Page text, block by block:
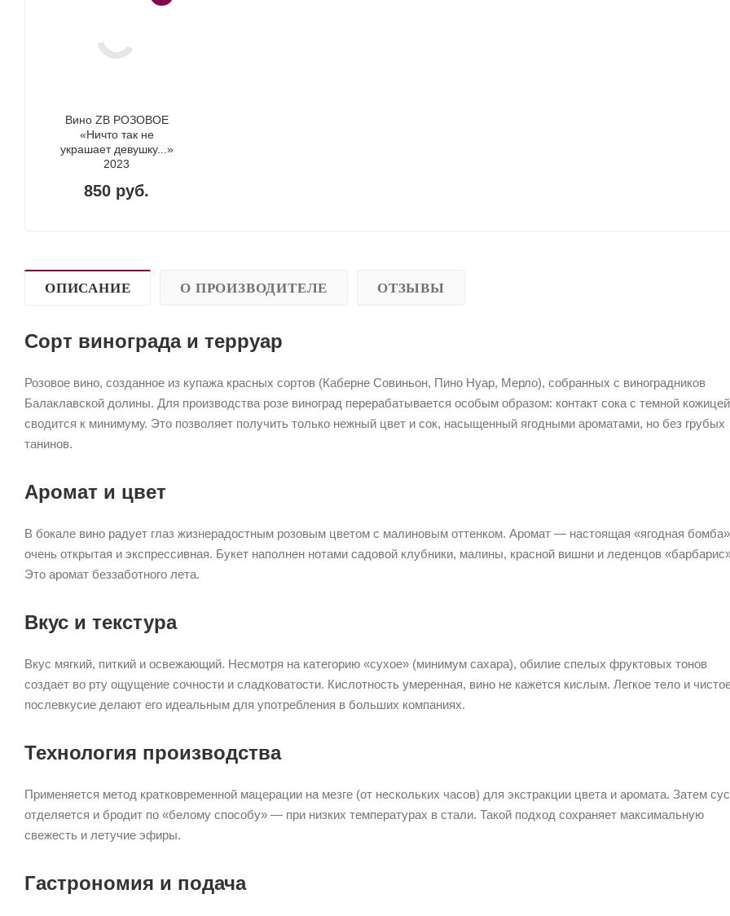
Вино ZB РОЗОВОЕ
«Ничто так не
украшает девушку...»
2023
850 руб.
ОПИСАНИЕ О ПРОИЗВОДИТЕЛЕ ОТЗЫВЫ
Сорт винограда и терруар
Розовое вино, созданное из купажа красных сортов (Каберне Совиньон, Пино Нуар, Мерло), собранных с виноградников
Балаклавской долины. Для производства розе виноград перерабатывается особым образом: контакт сока с темной кожицей
сводится к минимуму. Это позволяет получить только нежный цвет и сок, насыщенный ягодными ароматами, но без грубых
танинов.
Аромат и цвет
В бокале вино радует глаз жизнерадостным розовым цветом с малиновым оттенком. Аромат — настоящая «ягодная
очень открытая и экспрессивная. Букет наполнен нотами садовой клубники, малины, красной вишни и леденцов
Это аромат беззаботного лета.
Вкус и текстура
Вкус мягкий, питкий и освежающий. Несмотря на категорию «сухое» (минимум сахара), обилие спелых фруктовых тонов
создает во рту ощущение сочности и сладковатости. Кислотность умеренная, вино не кажется кислым. Легкое тело и
послевкусие делают его идеальным для употребления в больших компаниях.
Технология производства
Применяется метод кратковременной мацерации на мезге (от нескольких часов) для экстракции цвета и аромата. Затем
отделяется и бродит по «белому способу» — при низких температурах в стали. Такой подход сохраняет максимальную
свежесть и летучие эфиры.
Гастрономия и подача